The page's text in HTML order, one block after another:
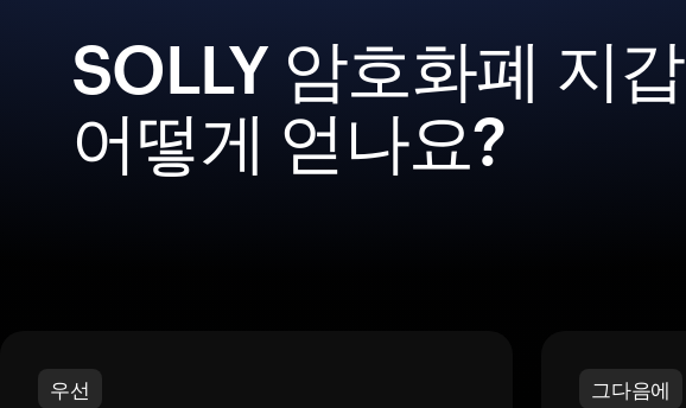
SOLLY 암호화폐 지
어떻게 얻나요?
우선 그다음에